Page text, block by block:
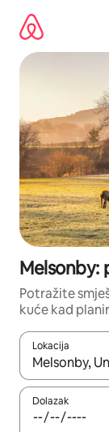
sadržaj
Melsonby:
Potražite
kuće kad
Lokacija
Kada budu
Dolazak